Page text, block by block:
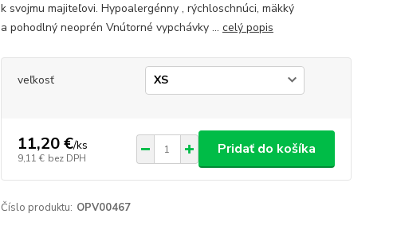
k svojmu majiteľovi. Hypoalergénny , rýchloschnúci, mäkký
a pohodlný neoprén Vnútorné vypchávky ... celý popis
veľkosť
11,20 €/ks
9,11 € bez DPH
Pridať do košíka
Číslo produktu: OPV00467